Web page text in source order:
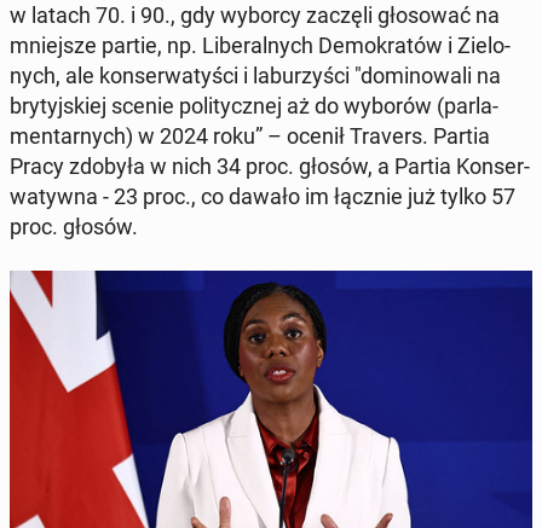
w latach 70. i 90., gdy wyborcy zaczęli gło­so­wać na
mniej­sze partie, np. Li­be­ral­nych De­mo­kra­tów i Zie­lo­
nych, ale kon­ser­wa­ty­ści i la­bu­rzy­ści "do­mi­no­wa­li na
bry­tyj­skiej scenie po­li­tycz­nej aż do wyborów (par­la­
men­tar­nych) w 2024 roku” – ocenił Travers. Partia
Pracy zdobyła w nich 34 proc. głosów, a Partia Kon­ser­
wa­tyw­na - 23 proc., co dawało im łącznie już tylko 57
proc. głosów.